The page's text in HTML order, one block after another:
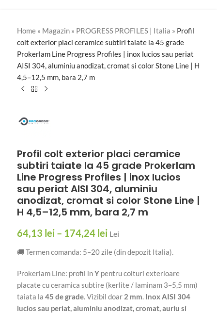
Home » Magazin » PROGRESS PROFILES | Italia » Profil
colt exterior placi ceramice subtiri taiate la 45 grade
Prokerlam Line Progress Profiles | inox lucios sau periat
AISI 304, aluminiu anodizat, cromat si color Stone Line | H
4,5–12,5 mm, bara 2,7 m
Profil colt exterior placi ceramice
subtiri taiate la 45 grade Prokerlam
Line Progress Profiles | inox lucios
sau periat AISI 304, aluminiu
anodizat, cromat si color Stone Line |
H 4,5–12,5 mm, bara 2,7 m
64,13 lei – 174,24 lei Lei
🚚 Termen comanda: 5–20 zile (din depozit Italia).
Prokerlam Line: profil inY pentru colturi exterioare
placate cu ceramica subtire (kerlite / laminam 3–5,5 mm)
taiata la 45 de grade. Vizibil doar 2 mm. Inox AISI 304
lucios sau periat, aluminiu anodizat, cromat, auriu si